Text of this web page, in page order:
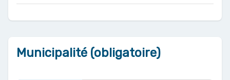
Municipalité (obligatoire)